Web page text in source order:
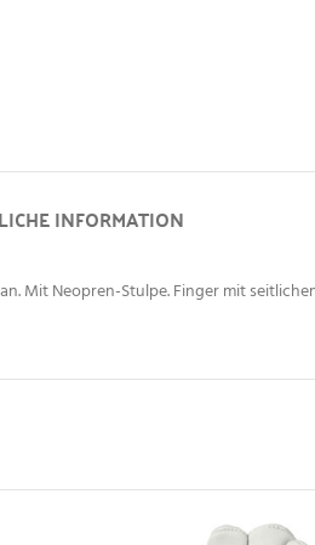
INFORMATION
Mit Neopren-Stulpe. Finger mit